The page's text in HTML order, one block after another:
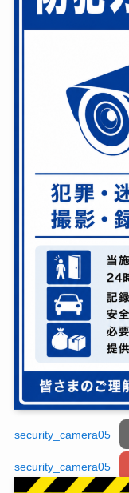
security_camera05
security_camera05